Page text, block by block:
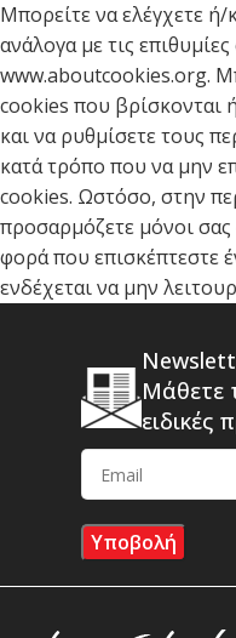
Μπορείτε να ελέγχετε ή/
ανάλογα με τις
www.aboutcookies.org.
cookies που βρίσκονται
και να ρυθμίσετε τους
κατά τρόπο που να μην
cookies. Ωστόσο, στην
προσαρμόζετε μόνοι σας
φορά που επισκέπτεστε
ενδέχεται να μην
Μάθετε
ειδικές